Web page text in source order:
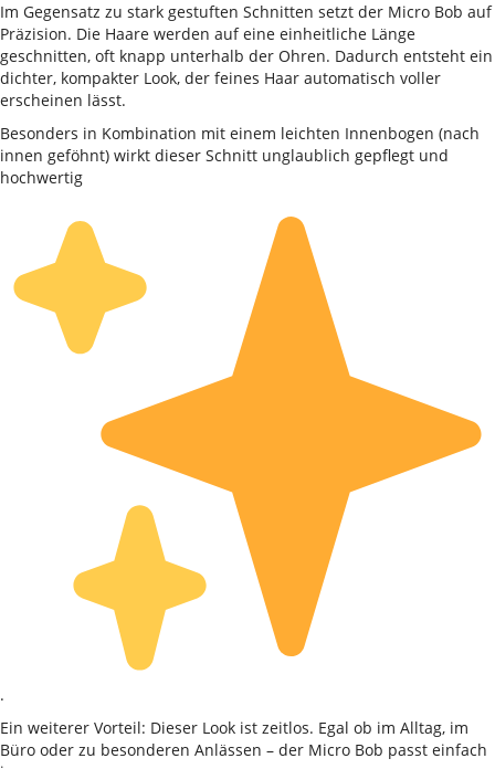
Im Gegensatz zu stark gestuften Schnitten setzt der Micro Bob auf
Präzision. Die Haare werden auf eine einheitliche Länge
geschnitten, oft knapp unterhalb der Ohren. Dadurch entsteht ein
dichter, kompakter Look, der feines Haar automatisch voller
erscheinen lässt.
Besonders in Kombination mit einem leichten Innenbogen (nach
innen geföhnt) wirkt dieser Schnitt unglaublich gepflegt und
hochwertig
.
Ein weiterer Vorteil: Dieser Look ist zeitlos. Egal ob im Alltag, im
Büro oder zu besonderen Anlässen – der Micro Bob passt einfach